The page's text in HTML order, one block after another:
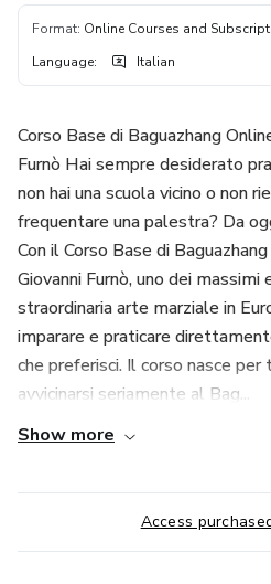
Format: Online Courses and
Language: Italian
Corso Base di Baguazhang
Furnò Hai sempre desiderato
non hai una scuola vicino o non
frequentare una palestra? Da
Con il Corso Base di
Giovanni Furnò, uno dei
straordinaria arte marziale in
imparare e praticare
che preferisci. Il corso nasce
avvicinarsi seriamente al Bag...
Show more
Access